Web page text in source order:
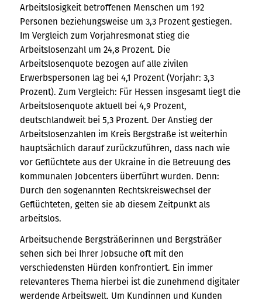
Arbeitslosigkeit betroffenen Menschen um 192
Personen beziehungsweise um 3,3 Prozent gestiegen.
Im Vergleich zum Vorjahresmonat stieg die
Arbeitslosenzahl um 24,8 Prozent. Die
Arbeitslosenquote bezogen auf alle zivilen
Erwerbspersonen lag bei 4,1 Prozent (Vorjahr: 3,3
Prozent). Zum Vergleich: Für Hessen insgesamt liegt die
Arbeitslosenquote aktuell bei 4,9 Prozent,
deutschlandweit bei 5,3 Prozent. Der Anstieg der
Arbeitslosenzahlen im Kreis Bergstraße ist weiterhin
hauptsächlich darauf zurückzuführen, dass nach wie
vor Geflüchtete aus der Ukraine in die Betreuung des
kommunalen Jobcenters überführt wurden. Denn:
Durch den sogenannten Rechtskreiswechsel der
Geflüchteten, gelten sie ab diesem Zeitpunkt als
arbeitslos.
Arbeitsuchende Bergsträßerinnen und Bergsträßer
sehen sich bei Ihrer Jobsuche oft mit den
verschiedensten Hürden konfrontiert. Ein immer
relevanteres Thema hierbei ist die zunehmend digitaler
werdende Arbeitswelt. Um Kundinnen und Kunden